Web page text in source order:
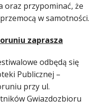
oraz przypominać, że
w samotności.
zaprasza
odbędą się
Publicznej –
przy ul.
Gwiazdozbioru